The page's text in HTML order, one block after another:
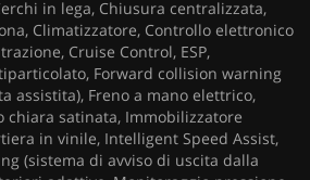
in lega, Chiusura centralizzata,
Climatizzatore, Controllo elettronico
Cruise Control, ESP,
Forward collision warning
assistita), Freno a mano elettrico,
chiara satinata, Immobilizzatore
in vinile, Intelligent Speed Assist,
(sistema di avviso di uscita dalla